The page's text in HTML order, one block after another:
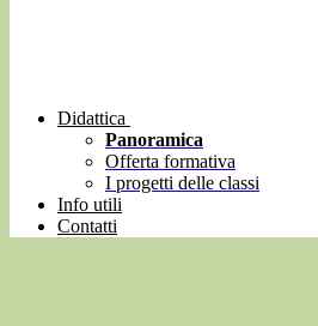
Didattica
Panoramica
Offerta formativa
I progetti delle classi
Info utili
Contatti